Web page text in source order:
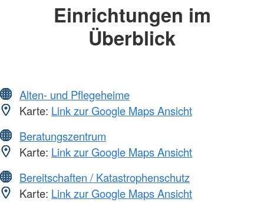
Einrichtungen im
Überblick
Alten- und Pflegeheime
Karte: Link zur Google Maps Ansicht
Beratungszentrum
Karte: Link zur Google Maps Ansicht
Bereitschaften / Katastrophenschutz
Karte: Link zur Google Maps Ansicht